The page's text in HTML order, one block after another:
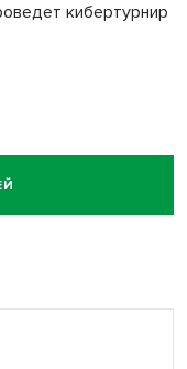
кибертурнир